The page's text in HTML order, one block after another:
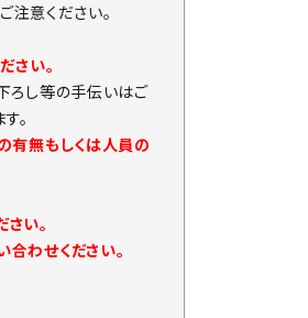
意ください。
さい。
ろし等の手伝いはご
。
有無もしくは人員の
い。
わせください。